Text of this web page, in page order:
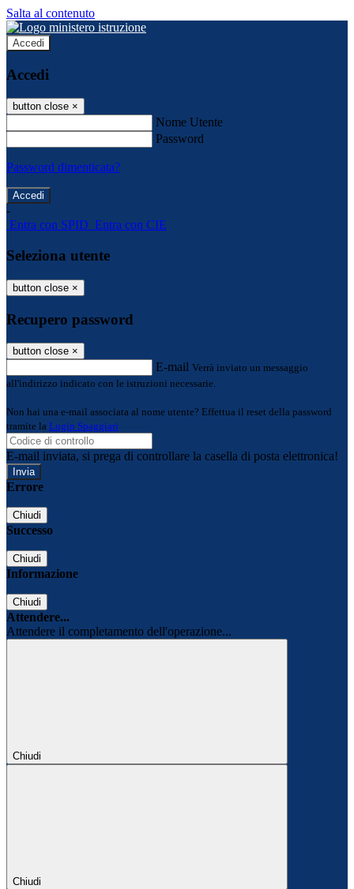
Salta al contenuto
Accedi
Accedi
button close ×
Nome Utente
Password
Password dimenticata?
-
Entra con SPID Entra con CIE
Seleziona utente
button close ×
Recupero password
button close ×
E-mail Verrà inviato un messaggio
all'indirizzo indicato con le istruzioni necessarie.
Non hai una e-mail associata al nome utente? Effettua il reset della password
tramite la Login Spaggiari
E-mail inviata, si prega di controllare la casella di posta elettronica!
Errore
Chiudi
Successo
Chiudi
Informazione
Chiudi
Attendere...
Attendere il completamento dell'operazione...
Chiudi
Chiudi